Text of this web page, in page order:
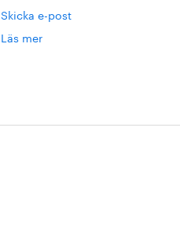
Skicka e-post
Läs mer